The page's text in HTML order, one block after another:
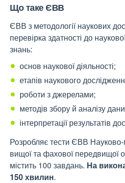
Що таке ЄВВ
ЄВВ з методології наукових
перевірка здатності до
знань:
основ наукової діяльності;
етапів наукового
роботи з джерелами;
методів збору й аналізу
інтерпретації результатів
Розробляє тести ЄВВ
вищої та фахової передвищої
містить 100 завдань. На
150 хвилин.